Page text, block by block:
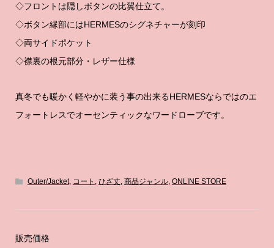
◇フロントは隠しボタンの比翼仕立て。
◇ボタン縁部にはHERMESのシグネチャーが刻印
◇両サイドポケット
◇襟裏の根元部分・レザー仕様
真冬でも暖かく軽やかに装う事の出来るHERMESならではのエ
フォートレスでオーセンティックなワードローブです。
Outer/Jacket, コート ひざ丈 商品ジャンル, ONLINE STORE
販売価格